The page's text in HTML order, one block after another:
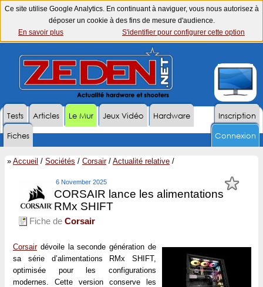
Ce site utilise Google Analytics. En continuant à naviguer, vous nous autorisez à
déposer un cookie à des fins de mesure d'audience.
En savoir plus
S'identifier pour configurer cette option
Inscription
Tests Articles Le Mur Jeux Vidéo
Hardware
Fiches
Connexion
» Accueil / Sociétés / Corsair/ Actualité relative /
6 November 2025
CORSAIR lance les alimentations
RMx SHIFT
Fiche de Corsair
Corsairdévoile la seconde génération de
sa série d’alimentations RMx SHIFT,
optimisée pour les configurations
modernes. Cette version conserve les